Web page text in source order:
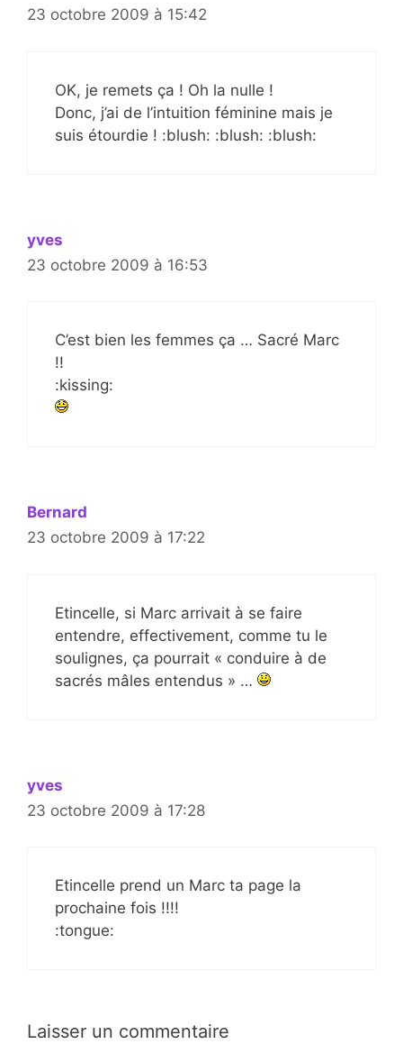
23 octobre 2009 à 15:42
OK, je remets ça ! Oh la nulle !
Donc, j’ai de l’intuition féminine mais je
suis étourdie ! :blush: :blush: :blush:
yves
23 octobre 2009 à 16:53
C’est bien les femmes ça … Sacré Marc
!!
:kissing:
Bernard
23 octobre 2009 à 17:22
Etincelle, si Marc arrivait à se faire
entendre, effectivement, comme tu le
soulignes, ça pourrait « conduire à de
sacrés mâles entendus » …
yves
23 octobre 2009 à 17:28
Etincelle prend un Marc ta page la
prochaine fois !!!!
:tongue:
Laisser un commentaire